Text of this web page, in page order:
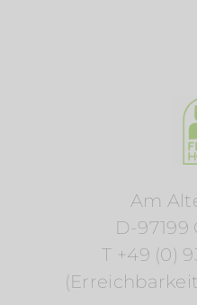
Am
D-
T +49 (0)